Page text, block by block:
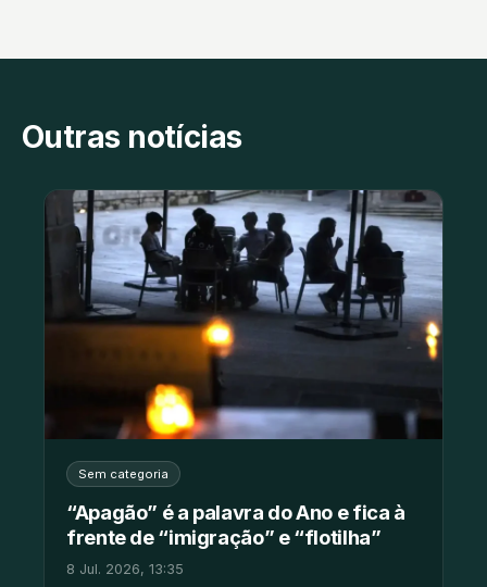
Outras notícias
Sem categoria
“Apagão” é a palavra do Ano e fica à
frente de “imigração” e “flotilha”
8 Jul. 2026, 13:35